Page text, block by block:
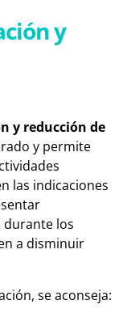
y
y reducción de
y permite
las indicaciones
durante los
a disminuir
se aconseja: